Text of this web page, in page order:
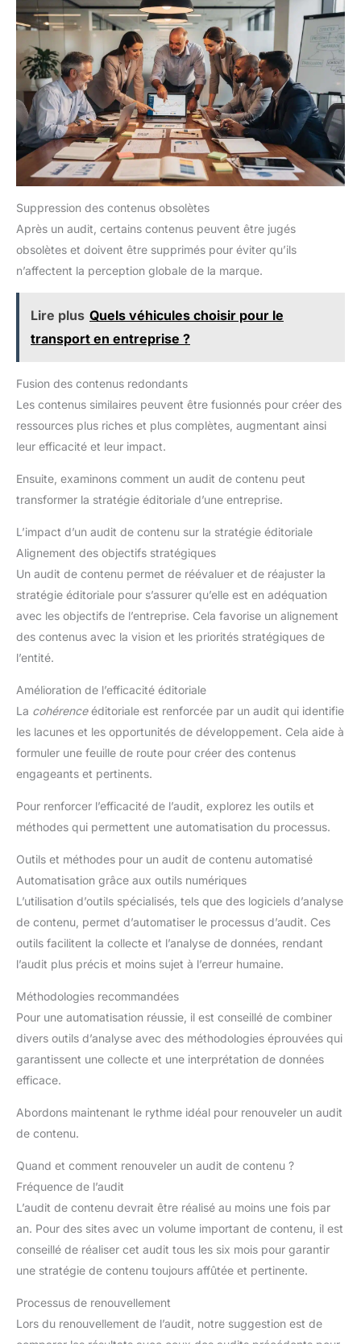
Suppression des contenus obsolètes
Après un audit, certains contenus peuvent être jugés
obsolètes et doivent être supprimés pour éviter qu’ils
n’affectent la perception globale de la marque.
Lire plus Quels véhicules choisir pour le
transport en entreprise ?
Fusion des contenus redondants
Les contenus similaires peuvent être fusionnés pour créer des
ressources plus riches et plus complètes, augmentant ainsi
leur efficacité et leur impact.
Ensuite, examinons comment un audit de contenu peut
transformer la stratégie éditoriale d’une entreprise.
L’impact d’un audit de contenu sur la stratégie éditoriale
Alignement des objectifs stratégiques
Un audit de contenu permet de réévaluer et de réajuster la
stratégie éditoriale pour s’assurer qu’elle est en adéquation
avec les objectifs de l’entreprise. Cela favorise un alignement
des contenus avec la vision et les priorités stratégiques de
l’entité.
Amélioration de l’efficacité éditoriale
La cohérenceéditoriale est renforcée par un audit qui identifie
les lacunes et les opportunités de développement. Cela aide à
formuler une feuille de route pour créer des contenus
engageants et pertinents.
Pour renforcer l’efficacité de l’audit, explorez les outils et
méthodes qui permettent une automatisation du processus.
Outils et méthodes pour un audit de contenu automatisé
Automatisation grâce aux outils numériques
L’utilisation d’outils spécialisés, tels que des logiciels d’analyse
de contenu, permet d’automatiser le processus d’audit. Ces
outils facilitent la collecte et l’analyse de données, rendant
l’audit plus précis et moins sujet à l’erreur humaine.
Méthodologies recommandées
Pour une automatisation réussie, il est conseillé de combiner
divers outils d’analyse avec des méthodologies éprouvées qui
garantissent une collecte et une interprétation de données
efficace.
Abordons maintenant le rythme idéal pour renouveler un audit
de contenu.
Quand et comment renouveler un audit de contenu ?
Fréquence de l’audit
L’audit de contenu devrait être réalisé au moins une fois par
an. Pour des sites avec un volume important de contenu, il est
conseillé de réaliser cet audit tous les six mois pour garantir
une stratégie de contenu toujours affûtée et pertinente.
Processus de renouvellement
Lors du renouvellement de l’audit, notre suggestion est de